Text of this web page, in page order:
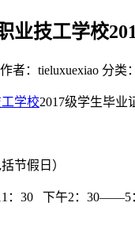
业技工学校
作者：tieluxuexiao 分类：
学校2017级学生毕业
节假日）
：30 下午2：30——5